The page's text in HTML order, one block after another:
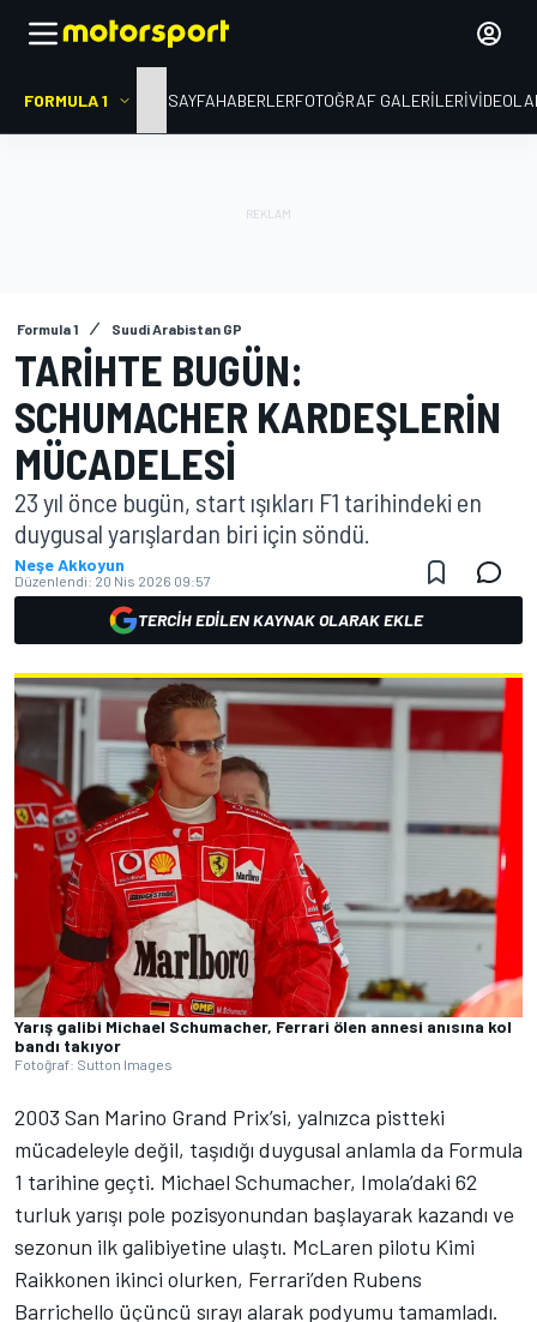
FORMULA 1 ANA SAYFAHABERLERFOTOĞRAF GALERILERI
Formula 1 Suudi Arabistan GP
TARIHTE BUGÜN:
SCHUMACHER KARDEŞLERIN
MÜCADELESI
23 yıl önce bugün, start ışıkları F1 tarihindeki en
duygusal yarışlardan biri için söndü.
Neşe Akkoyun
Düzenlendi: 20 Nis 2026 09:57
TERCIH EDILEN KAYNAK OLARAK EKLE
Yarış galibi Michael Schumacher, Ferrari ölen annesi anısına kol
bandı takıyor
Fotoğraf: Sutton Images
2003 San Marino Grand Prix’si, yalnızca pistteki
mücadeleyle değil, taşıdığı duygusal anlamla da Formula
1 tarihine geçti. Michael Schumacher, Imola’daki 62
turluk yarışı pole pozisyonundan başlayarak kazandı ve
sezonun ilk galibiyetine ulaştı. McLaren pilotu Kimi
Raikkonen ikinci olurken, Ferrari’den Rubens
Barrichello üçüncü sırayı alarak podyumu tamamladı.